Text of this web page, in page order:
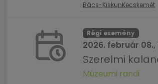
Bács-KiskunKecskemét
Régi esemény
2026. február 08.,
Szerelmi
Múzeumi randi